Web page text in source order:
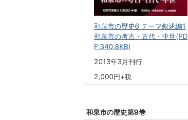
和泉市の歴史6 テーマ叙述編1
和泉市の考古・古代・中世(PD
F:340.8KB)
2013年3月刊行
2,000円+税
和泉市の歴史第9巻